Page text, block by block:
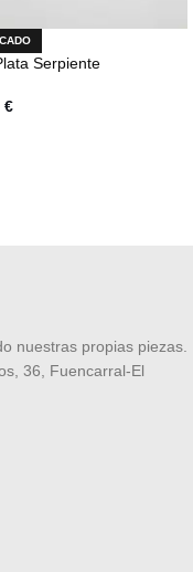
Serpiente
€
nuestras propias piezas.
36, Fuencarral-El